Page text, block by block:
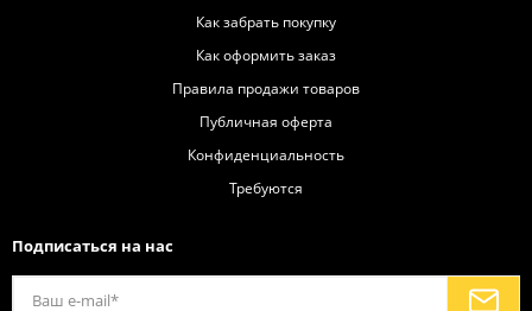
Как забрать покупку
Как оформить заказ
Правила продажи товаров
Публичная оферта
Конфиденциальность
Требуются
Подписаться на нас